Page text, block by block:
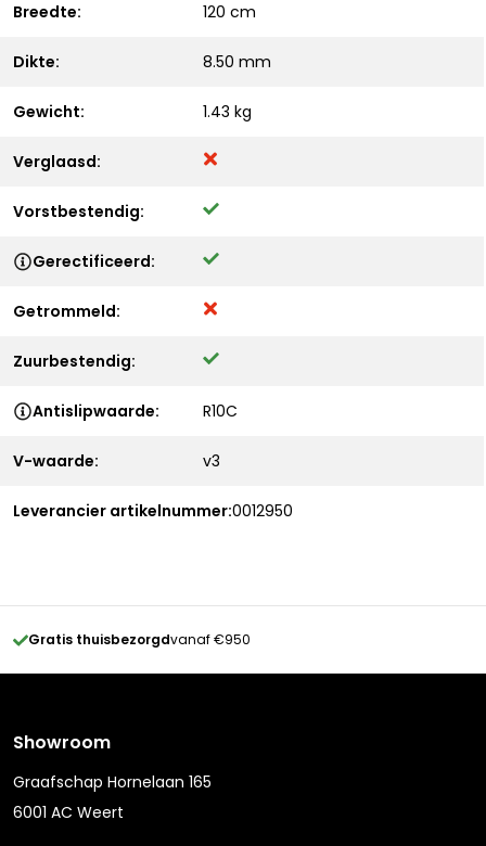
Breedte: 120 cm
Dikte: 8.50 mm
Gewicht: 1.43 kg
Verglaasd:
Vorstbestendig:
Gerectificeerd:
Getrommeld:
Zuurbestendig:
Antislipwaarde: R10C
V-waarde: v3
Leverancier artikelnummer:0012950
Gratis thuisbezorgdvanaf €950
Showroom
Graafschap Hornelaan 165
6001 AC Weert